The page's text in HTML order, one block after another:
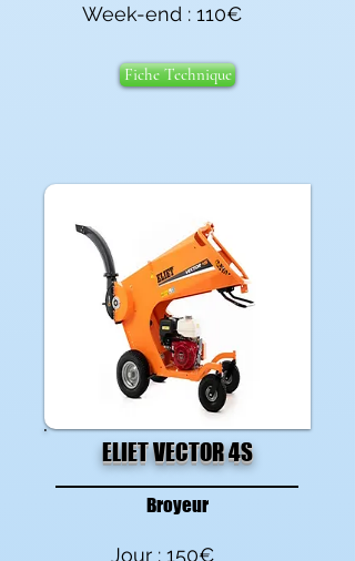
Week-end : 110€
Fiche Technique
ELIET VECTOR 4S
Broyeur
Jour : 150€